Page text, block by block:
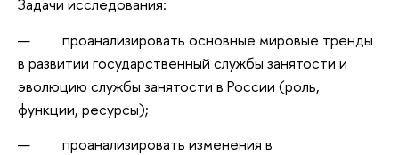
Задачи исследования:
проанализировать основные мировые тренды
в развитии государственный службы занятости и
эволюцию службы занятости в России (роль,
функции, ресурсы);
проанализировать изменения в